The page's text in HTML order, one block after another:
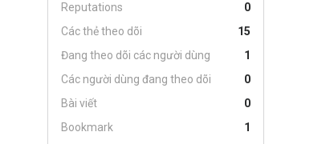
Reputations
0
Các thẻ theo dõi
15
Đang theo dõi các người dùng
1
Các người dùng đang theo dõi
0
Bài viết
0
Bookmark
1